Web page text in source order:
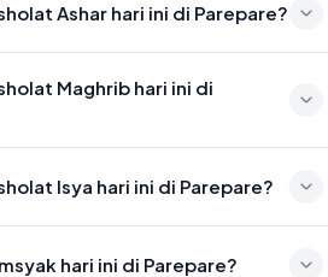
Ashar hari ini di Parepare?
Maghrib hari ini di
Isya hari ini di Parepare?
hari ini di Parepare?